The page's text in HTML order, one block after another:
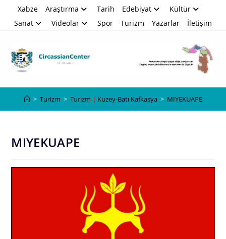
Xabze Araştırma Tarih Edebiyat
Kültür
Sanat
Videolar Spor Turizm Yazarlar İletişim
> Turizm > Turizm | Kuzey-Batı Kafkasya > MIYEKUAPE
MIYEKUAPE